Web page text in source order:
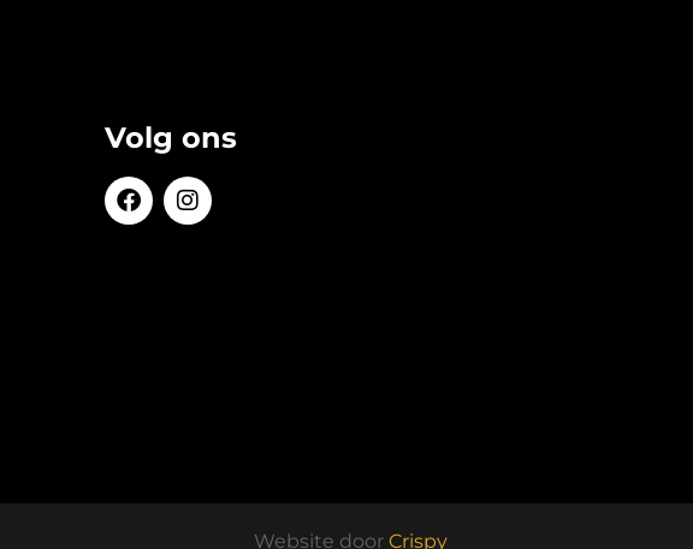
Volg ons
Website door Crispy